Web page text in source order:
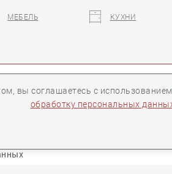
вы соглашаетесь с использованием
обработку персональных
МЕБЕЛЬ КУХНИ
Партнеры Контакты
cookie